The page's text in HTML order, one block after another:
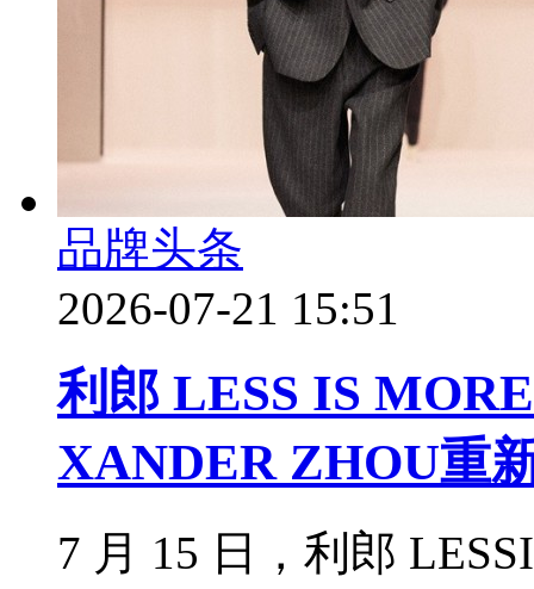
品牌头条
2026-07-21 15:51
利郎 LESS IS
XANDER ZHOU重
7 月 15 日，利郎